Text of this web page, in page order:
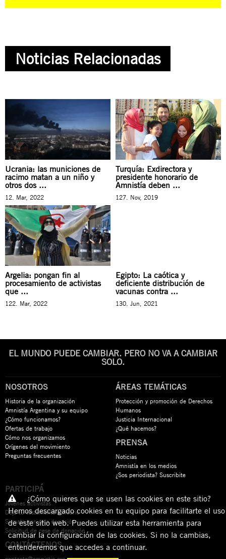
Noticias Relacionadas
Ucrania: las municiones de
racimo matan a un niño y
otros dos ...
12. Mar, 2022
Turquía: Exdirectora y
presidente honorario de
Amnistía deben ...
127. Nov, 2019
Argelia: pongan fin al
procesamiento de activistas
que ...
122. Mar, 2022
Egipto: La caótica y
deficiente distribución de
vacunas contra ...
130. Jun, 2021
EL MUNDO PUEDE CAMBIAR. PERO NO VA A CAMBIAR
SOLO.
NOSOTROS
Historia de la organización
Amnistía Argentina y su equipo
¿Cómo funcionamos?
Ofertas de trabajo
Cómo nos organizamos
Orígenes del movimiento
Preguntas frecuentes
ÁREAS TEMÁTICAS
Protección y promoción de Derechos
Humanos
Justicia Internacional
¿Qué hacemos?
PRENSA
Noticias
Amnistía en los medios
¿Sos periodista? Suscribite
PARTICIPÁ
Jóvenes activistas
Dejá tu testamento solidario
Sumate con una donación
Solicitud de cese de donación
CONTÁCTENOS
¿Cómo quieres que se usen las cookies en este sitio?
Hemos descargado cookies en tu equipo para facilitarte el uso
de este sitio web. Puedes utilizar esta herramienta para
cambiar la configuración de las cookies. Si no la cambias,
entenderemos que accedes a continuar.